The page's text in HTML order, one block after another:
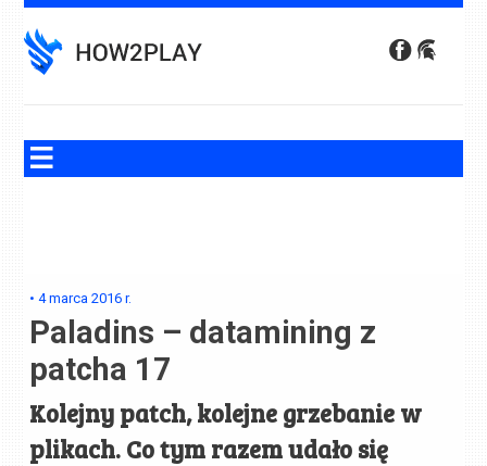
to
content
•4 marca 2016 r.
Paladins – datamining z
patcha 17
Kolejny patch, kolejne grzebanie w
plikach. Co tym razem udało się